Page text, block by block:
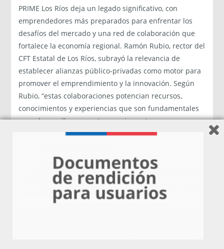
PRIME Los Ríos deja un legado significativo, con
emprendedores más preparados para enfrentar los
desafíos del mercado y una red de colaboración que
fortalece la economía regional. Ramón Rubio, rector del
CFT Estatal de Los Ríos, subrayó la relevancia de
establecer alianzas público-privadas como motor para
promover el emprendimiento y la innovación. Según
Rubio, “estas colaboraciones potencian recursos,
conocimientos y experiencias que son fundamentales
para desarrollar proyectos que impacten
positivamente a la comunidad y fomenten
y por supuesto a nuestros estudiantes y docentes”.